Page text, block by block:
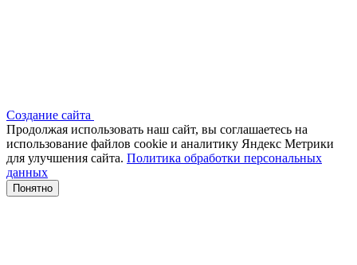
Создание сайта
Продолжая использовать наш сайт, вы соглашаетесь на
использование файлов сооkіе и аналитику Яндекс Метрики
для улучшения сайта. Политика обработки персональных
данных
Понятно